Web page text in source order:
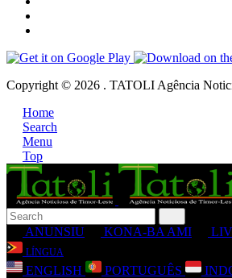
Copyright © 2026 . TATOLI Agência
Home
Search
Menu
Top
ANUNSIU KONA-BA AMI
LÍNGUA
ENGLISH PORTUGUÊS